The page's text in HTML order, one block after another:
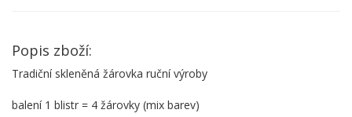
Popis zboží:
Tradiční skleněná žárovka ruční výroby
balení 1 blistr = 4 žárovky (mix barev)